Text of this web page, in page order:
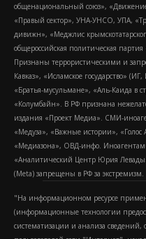
общенациональный союз»,
«Правый сектор», УНА-УНСО, УПА,
дивижн», «Меджлис
общероссийская политическая
Признаны террористическими и
Кавказ», «Исламское государство»
«Братья-мусульмане», «Аль-Каида в
«Колумбайн». В РФ признана
издания «Проект Медиа». СМИ-
«Медуза», «Важные истории»,
«Медиазона», ОВД-инфо.
«Аналитический Центр Юрия
(Metа) запрещены в РФ за экстремизм.
"На информационном ресурсе
(информационные технологии
систематизации и анализа